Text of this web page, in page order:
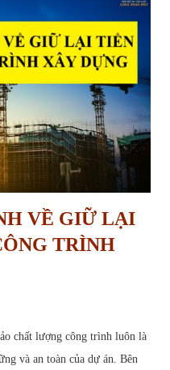
đã được xác định trong kế
án nhưng trong nhiều năm
đến việc đất rơi vào tình trạng
VỀ GIỮ LẠI
TRÌNH
chất lượng công trình luôn là
và an toàn của dự án. Bên